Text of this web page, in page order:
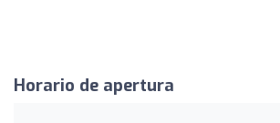
Horario de apertura